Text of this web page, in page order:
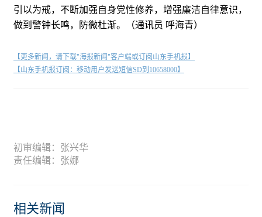
引以为戒，不断加强自身党性修养，增强廉洁自律意识，
做到警钟长鸣，防微杜渐。（通讯员 呼海青）
【更多新闻，请下载"海报新闻"客户端或订阅山东手机报】
【山东手机报订阅：移动用户发送短信SD到10658000】
初审编辑：张兴华
责任编辑：张娜
相关新闻